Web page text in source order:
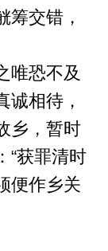
筹交错，
恐不及
诚相待，
乡，暂时
“获罪清时
便作乡关